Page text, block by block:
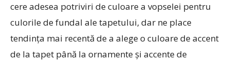
cere adesea potriviri de culoare a vopselei pentru
culorile de fundal ale tapetului, dar ne place
tendința mai recentă de a alege o culoare de accent
de la tapet până la ornamente și accente de